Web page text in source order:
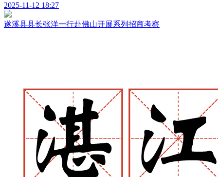
2025-11-12 18:27
遂溪县县长张洋一行赴佛山开展系列招商考察